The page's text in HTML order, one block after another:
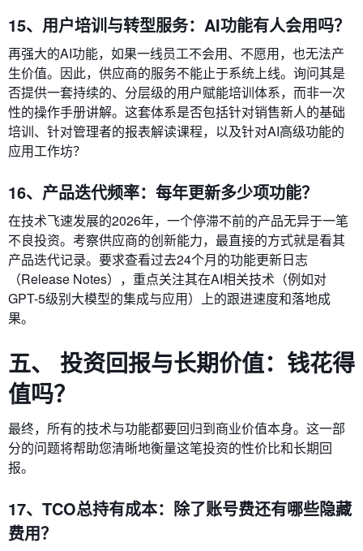
15、用户培训与转型服务：AI功能有人会用吗？
再强大的AI功能，如果一线员工不会用、不愿用，也无法产
生价值。因此，供应商的服务不能止于系统上线。询问其是
否提供一套持续的、分层级的用户赋能培训体系，而非一次
性的操作手册讲解。这套体系是否包括针对销售新人的基础
培训、针对管理者的报表解读课程，以及针对AI高级功能的
应用工作坊？
16、产品迭代频率：每年更新多少项功能？
在技术飞速发展的2026年，一个停滞不前的产品无异于一笔
不良投资。考察供应商的创新能力，最直接的方式就是看其
产品迭代记录。要求查看过去24个月的功能更新日志
（Release Notes），重点关注其在AI相关技术（例如对
GPT-5级别大模型的集成与应用）上的跟进速度和落地成
果。
五、 投资回报与长期价值：钱花得
值吗？
最终，所有的技术与功能都要回归到商业价值本身。这一部
分的问题将帮助您清晰地衡量这笔投资的性价比和长期回
报。
17、TCO总持有成本：除了账号费还有哪些隐藏
费用？